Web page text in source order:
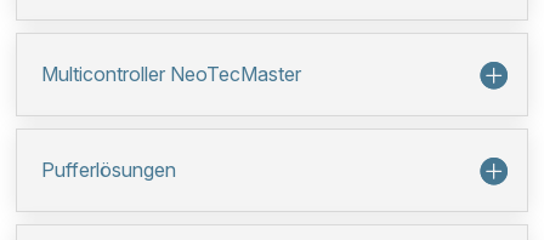
Multicontroller NeoTecMaster
Pufferlösungen